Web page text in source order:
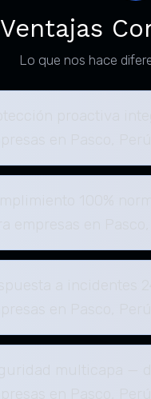
Ventajas
Lo que nos hace